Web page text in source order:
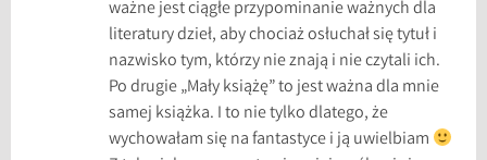
k
i
B
u
k
u
ważne jest ciągłe przypominanie ważnych dla
literatury dzieł, aby chociaż osłuchał się tytuł i
nazwisko tym, którzy nie znają i nie czytali ich.
Po drugie „Mały książę” to jest ważna dla mnie
samej książka. I to nie tylko dlatego, że
wychowałam się na fantastyce i ją uwielbiam